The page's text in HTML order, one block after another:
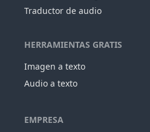
Traductor de audio
HERRAMIENTAS GRATIS
Imagen a texto
Audio a texto
EMPRESA